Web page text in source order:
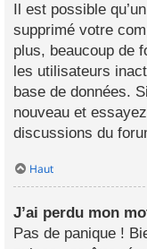
Il est possible
supprimé votre
plus, beaucoup de
les utilisateurs
base de données.
nouveau et
discussions du
Haut
J’ai perdu mon
Pas de panique !